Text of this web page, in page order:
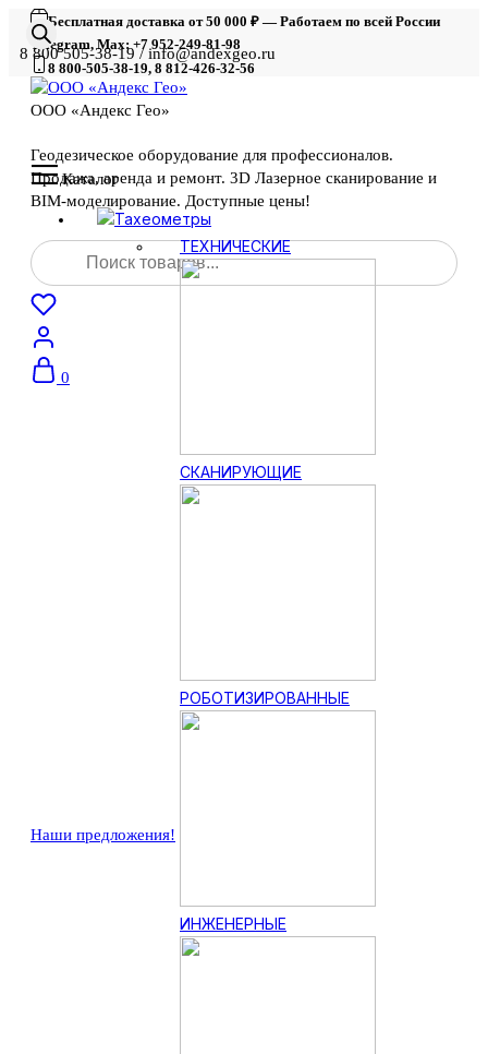
Бесплатная доставка от 50 000 ₽ — Работаем по всей России
Telegram, Max: +7 952-249-81-98
8 800-505-38-19, 8 812-426-32-56
8 800 505-38-19 / info@andexgeo.ru
ООО «Андекс Гео»
Геодезическое оборудование для профессионалов.
Продажа, аренда и ремонт. 3D Лазерное сканирование и
BIM-моделирование. Доступные цены!
Поиск
товаров
0
Наши предложения!
Каталог
Тахеометры
ТЕХНИЧЕСКИЕ
СКАНИРУЮЩИЕ
РОБОТИЗИРОВАННЫЕ
ИНЖЕНЕРНЫЕ